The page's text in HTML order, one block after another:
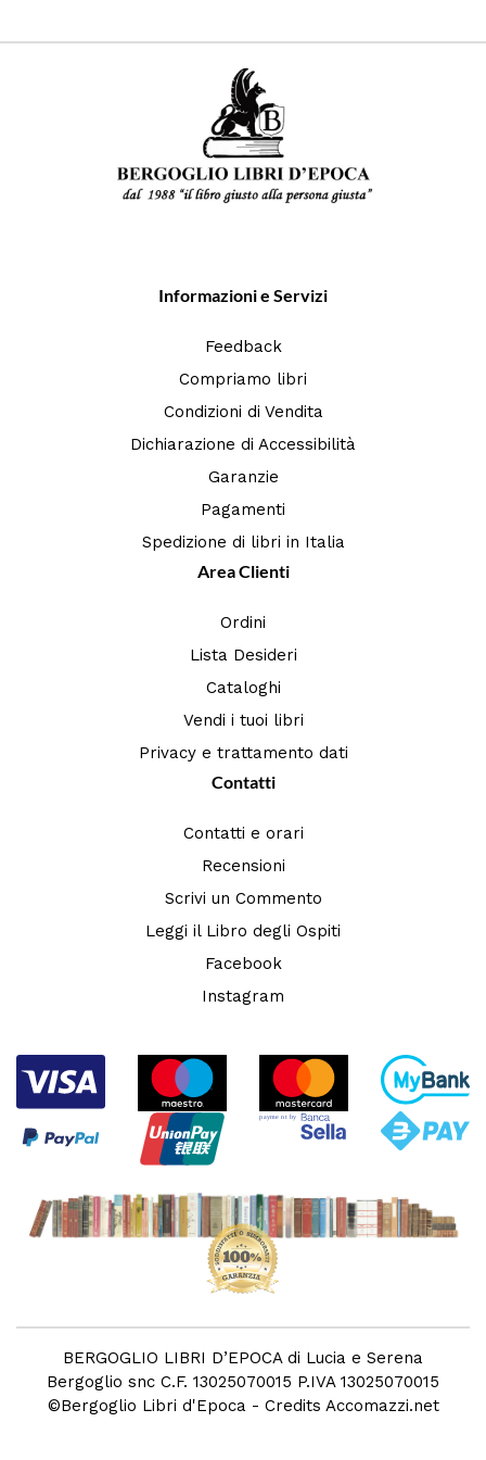
Informazioni e Servizi
Feedback
Compriamo libri
Condizioni di Vendita
Dichiarazione di Accessibilità
Garanzie
Pagamenti
Spedizione di libri in Italia
Area Clienti
Ordini
Lista Desideri
Cataloghi
Vendi i tuoi libri
Privacy e trattamento dati
Contatti
Contatti e orari
Recensioni
Scrivi un Commento
Leggi il Libro degli Ospiti
Facebook
Instagram
BERGOGLIO LIBRI D’EPOCA di Lucia e Serena
Bergoglio snc C.F. 13025070015 P.IVA 13025070015
©Bergoglio Libri d'Epoca - Credits Accomazzi.net